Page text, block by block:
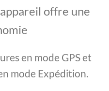
offre une
en mode GPS et
mode Expédition.